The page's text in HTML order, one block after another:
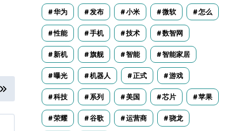
华为 发布 小米 微软 怎么
性能 手机 技术 数智网
新机 旗舰 智能 智能家居
曝光 机器人 正式 游戏
科技 系列 美国 芯片 苹果
荣耀 谷歌 运营商 骁龙